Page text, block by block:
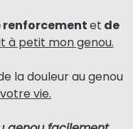
renforcementet de
à petit mon genou.
la douleur au genou
vie.